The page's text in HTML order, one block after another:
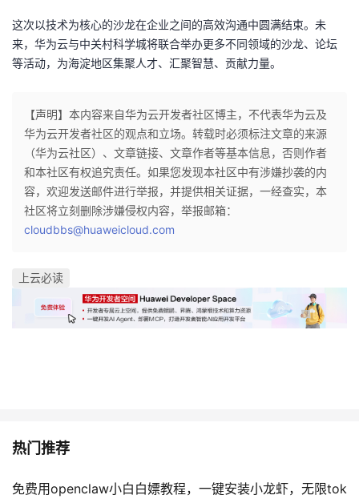
这次以技术为核心的沙龙在企业之间的高效沟通中圆满结束。未
来，华为云与中关村科学城将联合举办更多不同领域的沙龙、论坛
等活动，为海淀地区集聚人才、汇聚智慧、贡献力量。
【声明】本内容来自华为云开发者社区博主，不代表华为云及
华为云开发者社区的观点和立场。转载时必须标注文章的来源
（华为云社区）、文章链接、文章作者等基本信息，否则作者
和本社区有权追究责任。如果您发现本社区中有涉嫌抄袭的内
容，欢迎发送邮件进行举报，并提供相关证据，一经查实，本
社区将立刻删除涉嫌侵权内容，举报邮箱：
cloudbbs@huaweicloud.com
上云必读
热门推荐
免费用openclaw小白白嫖教程，一键安装小龙虾，无限tok